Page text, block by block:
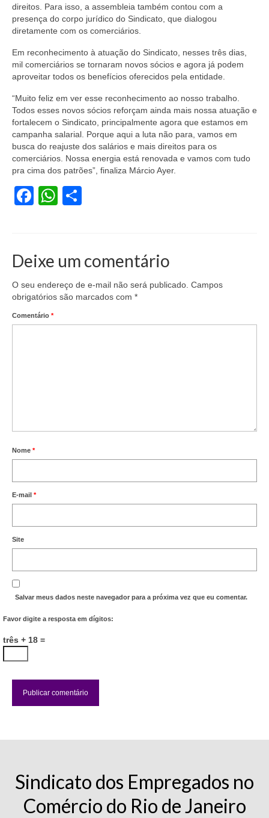
Editais
Links Úteis
Perguntas frequentes
Boletos
Seja um conveniado
COMUNICAÇÃO
PESQUISA 6×1
direitos. Para isso, a assembleia também contou com a
presença do corpo jurídico do Sindicato, que dialogou
diretamente com os comerciários.
Em reconhecimento à atuação do Sindicato, nesses três dias,
mil comerciários se tornaram novos sócios e agora já podem
aproveitar todos os benefícios oferecidos pela entidade.
“Muito feliz em ver esse reconhecimento ao nosso trabalho.
Todos esses novos sócios reforçam ainda mais nossa atuação e
fortalecem o Sindicato, principalmente agora que estamos em
campanha salarial. Porque aqui a luta não para, vamos em
busca do reajuste dos salários e mais direitos para os
comerciários. Nossa energia está renovada e vamos com tudo
pra cima dos patrões”, finaliza Márcio Ayer.
Facebook
WhatsApp
Deixe um comentário
O seu endereço de e-mail não será publicado. Campos
obrigatórios são marcados com *
Comentário *
Nome *
E-mail *
Site
Salvar meus dados neste navegador para a próxima vez que eu comentar.
Favor digite a resposta em dígitos:
três + 18 =
Sindicato dos Empregados no
Comércio do Rio de Janeiro